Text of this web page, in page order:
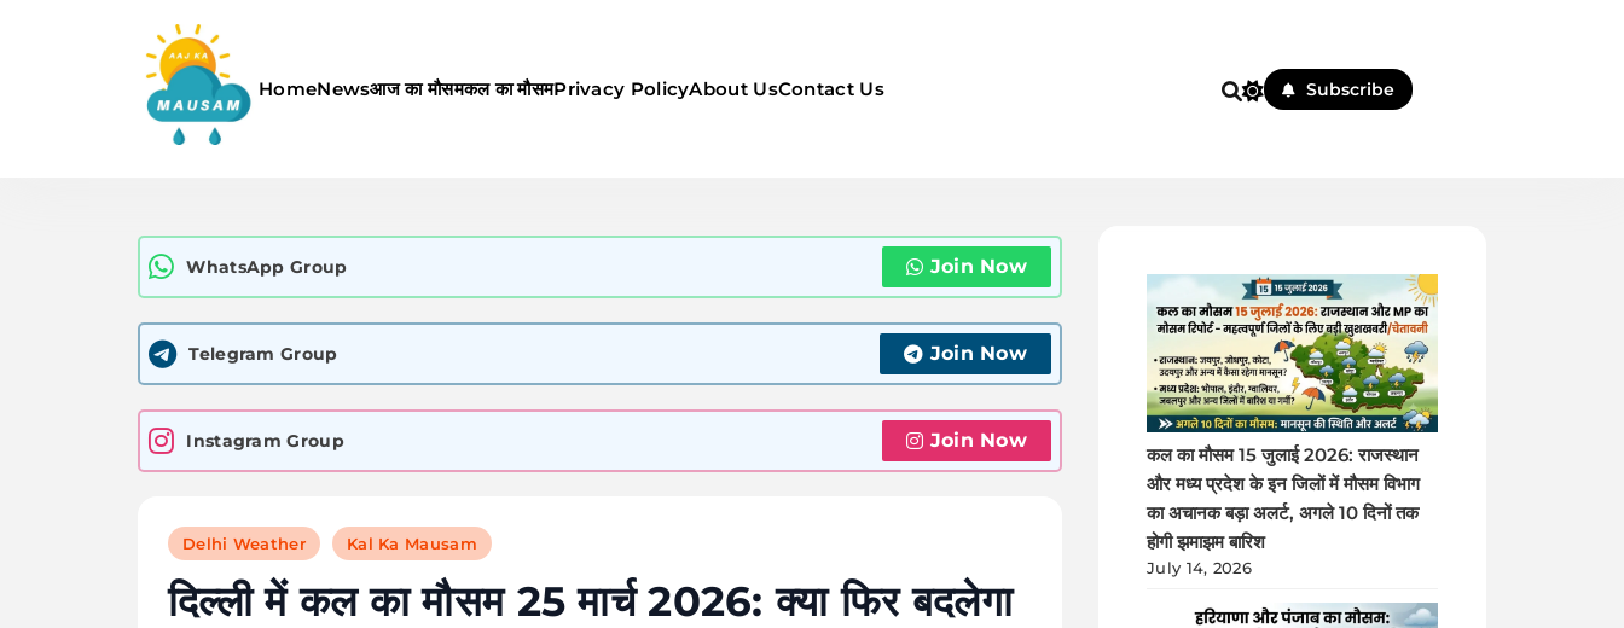
HomeNewsआज का मौसमकल का मौसमPrivacy PolicyAbout UsContact Us Subscribe
WhatsApp Group Join Now
Telegram Group Join Now
Instagram Group Join Now
Delhi Weather Kal Ka Mausam
दिल्ली में कल का मौसम 25 मार्च 2026: क्या फिर बदलेगा
कल का मौसम 15 जुलाई 2026: राजस्थान
और मध्य प्रदेश के इन जिलों में मौसम विभाग
का अचानक बड़ा अलर्ट, अगले 10 दिनों तक
होगी झमाझम बारिश
July 14, 2026